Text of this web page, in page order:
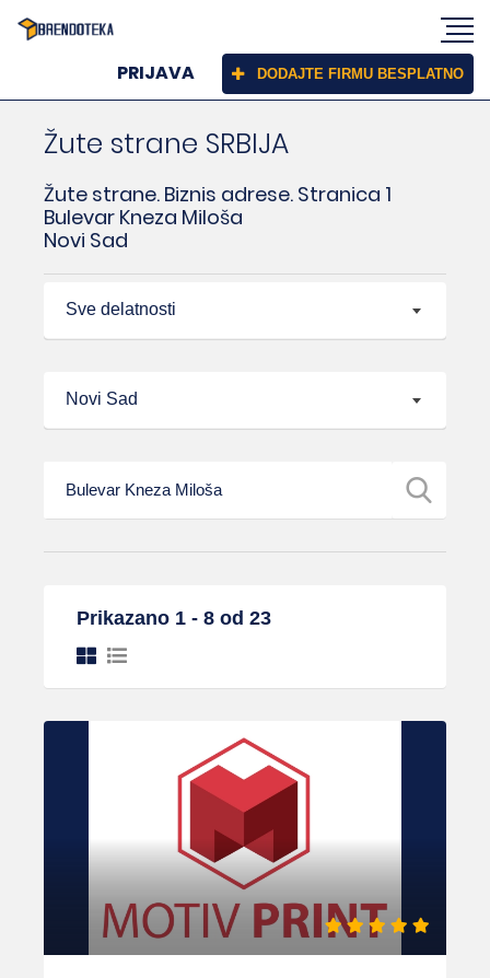
PRIJAVA DODAJTE FIRMU BESPLATNO
Žute strane SRBIJA
Žute strane. Biznis adrese. Stranica 1
Bulevar Kneza Miloša
Novi Sad
Sve delatnosti
Novi Sad
Prikazano 1 - 8 od 23